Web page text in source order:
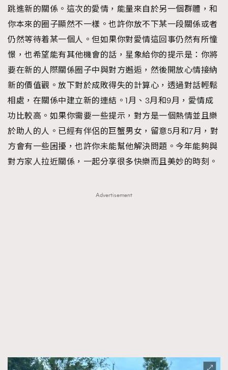
跳進新的關係。這次的愛情，能量來自於另一個群體，和
你本來的圈子顯然不一樣。也許你放不下某一段關係或者
仍然等待着某一個人。但如果你對愛情這回事仍然有所憧
憬，也希望能有其他機會的話，星象給你的提示是：你將
要在新的人際關係圈子中與對方邂逅，然後開放心情接納
新的價值觀。放下對於成敗得失的計算心，透過對話輕鬆
相處，在關係中建立新的連結。1月、3月和9月，愛情成
功比較高。如果你需要一些提示，對方是一個熱情並且樂
於助人的人。已經有伴侶的巨蟹男女，留意5月和7月，對
方會有一些困擾，也許你未能幫他解決問題。今年能夠與
對方家人拉近關係，一起分享很多快樂而且美妙的時刻。
Advertisement